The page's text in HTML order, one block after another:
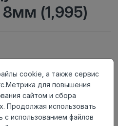
(1,995)
cookie, а также сервис
для повышения
сайтом и сбора
Продолжая использовать
с использованием файлов